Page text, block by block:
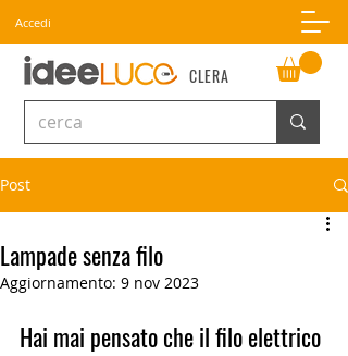
CLERA
Accedi
Post
Lampade senza filo
Aggiornamento: 9 nov 2023
Hai mai pensato che il filo elettrico